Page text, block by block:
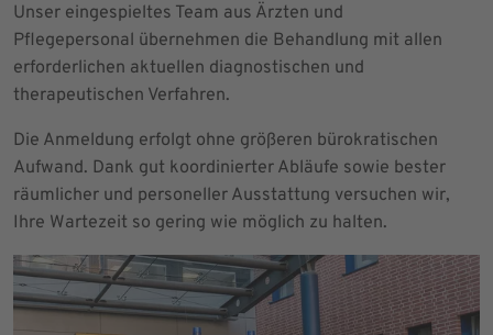
Unser eingespieltes Team aus Ärzten und
Pflegepersonal übernehmen die Behandlung mit allen
erforderlichen aktuellen diagnostischen und
therapeutischen Verfahren.
Die Anmeldung erfolgt ohne größeren bürokratischen
Aufwand. Dank gut koordinierter Abläufe sowie bester
räumlicher und personeller Ausstattung versuchen wir,
Ihre Wartezeit so gering wie möglich zu halten.